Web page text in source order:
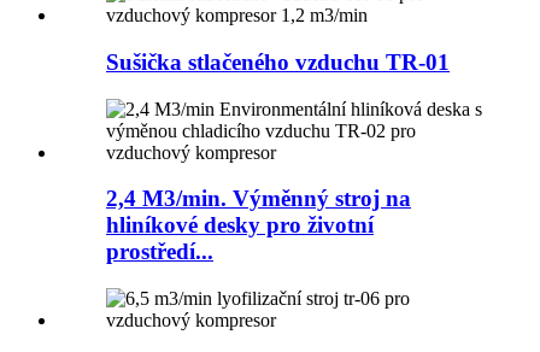
Sušička stlačeného vzduchu TR-01
2,4 M3/min. Výměnný stroj na
hliníkové desky pro životní
prostředí...